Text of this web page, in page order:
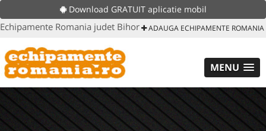
Download GRATUIT aplicatie mobil
Echipamente Romania judet Bihor ADAUGA ECHIPAMENTE ROMANIA
MENU